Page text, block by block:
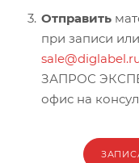
Отправить
при записи
ЗАПРОС
офис на